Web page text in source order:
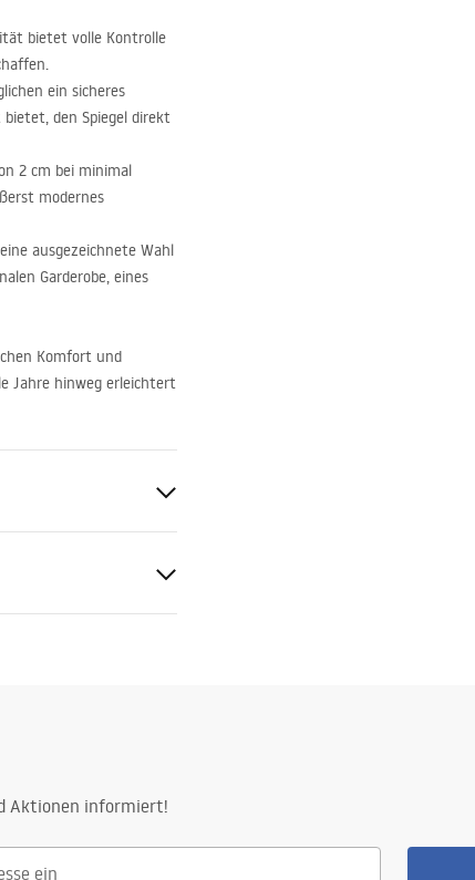
bietet volle Kontrolle
ein sicheres
den Spiegel direkt
2 cm bei minimal
modernes
ausgezeichnete Wahl
Garderobe, eines
Komfort und
Jahre hinweg erleichtert
Aktionen informiert!